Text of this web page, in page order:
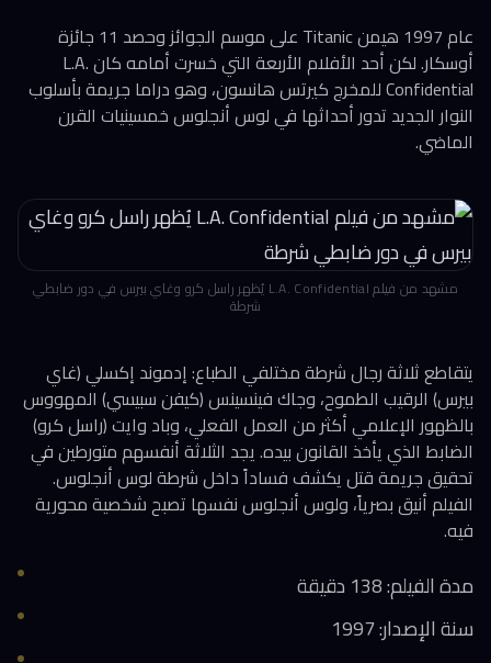
عام 1997 هيمن Titanic على موسم الجوائز وحصد 11 جائزة
أوسكار. لكن أحد الأفلام الأربعة التي خسرت أمامه كان L.A.
Confidential للمخرج كيرتس هانسون، وهو دراما جريمة بأسلوب
النوار الجديد تدور أحداثها في لوس أنجلوس خمسينيات القرن
الماضي.
مشهد من فيلم L.A. Confidential يُظهر راسل كرو وغاي بيرس في دور ضابطي
شرطة
يتقاطع ثلاثة رجال شرطة مختلفي الطباع: إدموند إكسلي (غاي
بيرس) الرقيب الطموح، وجاك فينسينس (كيفن سبيسي) المهووس
بالظهور الإعلامي أكثر من العمل الفعلي، وباد وايت (راسل كرو)
الضابط الذي يأخذ القانون بيده. يجد الثلاثة أنفسهم متورطين في
تحقيق جريمة قتل يكشف فساداً داخل شرطة لوس أنجلوس.
الفيلم أنيق بصرياً، ولوس أنجلوس نفسها تصبح شخصية محورية
فيه.
مدة الفيلم: 138 دقيقة
سنة الإصدار: 1997